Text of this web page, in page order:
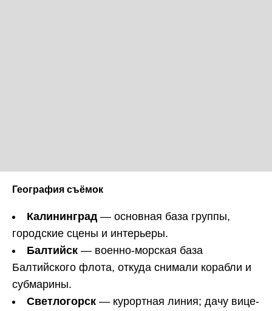
География съёмок
Калининград — основная база группы,
городские сцены и интерьеры.
Балтийск — военно-морская база
Балтийского флота, откуда снимали корабли и
субмарины.
Светлогорск — курортная линия; дачу вице-